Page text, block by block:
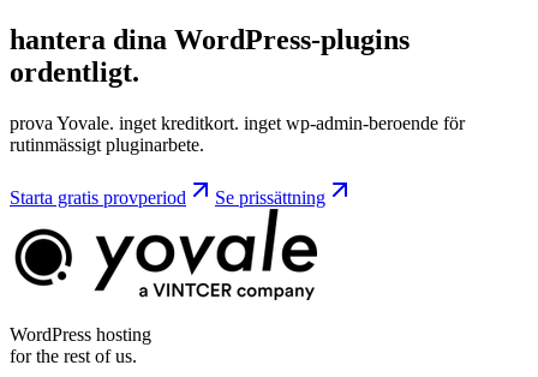
hantera dina WordPress-plugins
ordentligt.
prova Yovale. inget kreditkort. inget wp-admin-beroende för
rutinmässigt pluginarbete.
Starta gratis provperiod Se prissättning
WordPress hosting
for the rest of us.